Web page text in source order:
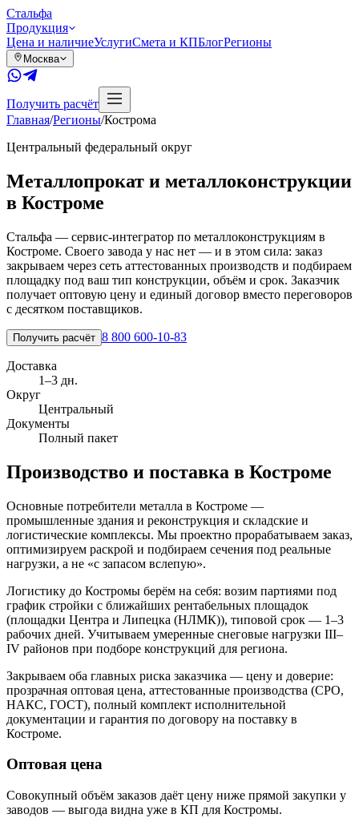
Стальфа
Продукция
Цена и наличиеУслугиСмета и КПБлогРегионы
Москва
Получить расчёт
Главная/Регионы/Кострома
Центральный федеральный округ
Металлопрокат и металлоконструкции
в Костроме
Стальфа — сервис-интегратор по металлоконструкциям в
Костроме. Своего завода у нас нет — и в этом сила: заказ
закрываем через сеть аттестованных производств и подбираем
площадку под ваш тип конструкции, объём и срок. Заказчик
получает оптовую цену и единый договор вместо переговоров
с десятком поставщиков.
Получить расчёт 8 800 600-10-83
Доставка
1–3 дн.
Округ
Центральный
Документы
Полный пакет
Производство и поставка в Костроме
Основные потребители металла в Костроме —
промышленные здания и реконструкция и складские и
логистические комплексы. Мы проектно прорабатываем заказ,
оптимизируем раскрой и подбираем сечения под реальные
нагрузки, а не «с запасом вслепую».
Логистику до Костромы берём на себя: возим партиями под
график стройки с ближайших рентабельных площадок
(площадки Центра и Липецка (НЛМК)), типовой срок — 1–3
рабочих дней. Учитываем умеренные снеговые нагрузки III–
IV районов при подборе конструкций для региона.
Закрываем оба главных риска заказчика — цену и доверие:
прозрачная оптовая цена, аттестованные производства (СРО,
НАКС, ГОСТ), полный комплект исполнительной
документации и гарантия по договору на поставку в
Костроме.
Оптовая цена
Совокупный объём заказов даёт цену ниже прямой закупки у
заводов — выгода видна уже в КП для Костромы.